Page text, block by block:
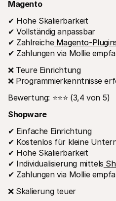
Magento
✔ Hohe Skalierbarkeit
✔ Vollständig anpassbar
✔ Zahlreiche Magento-
✔ Zahlungen via Mollie
❌ Teure Einrichtung
❌ Programmierkenntnisse
Bewertung: ⭐⭐⭐ (3,4 von 5)
Shopware
✔ Einfache Einrichtung
✔ Kostenlos für kleine
✔ Hohe Skalierbarkeit
✔ Individualisierung mittels
✔ Zahlungen via Mollie
❌ Skalierung teuer